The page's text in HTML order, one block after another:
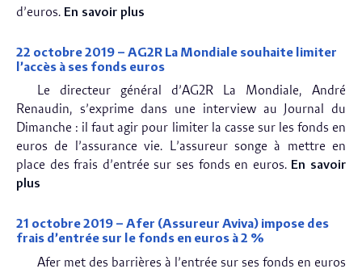
d’euros. En savoir plus
22 octobre 2019 – AG2R La Mondiale souhaite limiter
l’accès à ses fonds euros
Le directeur général d’AG2R La Mondiale, André
Renaudin, s’exprime dans une interview au Journal du
Dimanche : il faut agir pour limiter la casse sur les fonds en
euros de l’assurance vie. L’assureur songe à mettre en
place des frais d’entrée sur ses fonds en euros. En savoir
plus
21 octobre 2019 – Afer (Assureur Aviva) impose des
frais d’entrée sur le fonds en euros à 2 %
Afer met des barrières à l’entrée sur ses fonds en euros